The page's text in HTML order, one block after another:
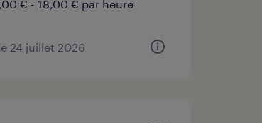
€ - 18,00 € par heure
24 juillet 2026